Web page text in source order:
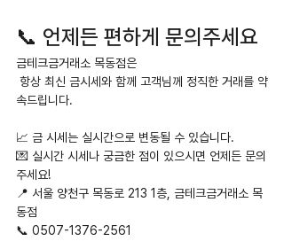
📞 언제든 편하게 문의주세요
금테크금거래소 목동점은
속드립니다.
📈 금 시세는 실시간으로 변동될 수 있습니다.
💌 실시간 시세나 궁금한 점이 있으시면 언제든 문의
주세요!
📍 서울 양천구 목동로 213 1층, 금테크금거래소 목
동점
📞 0507-1376-2561